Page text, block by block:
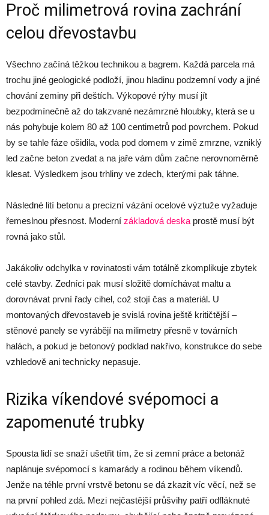
Proč milimetrová rovina zachrání
celou dřevostavbu
Všechno začíná těžkou technikou a bagrem. Každá parcela má
trochu jiné geologické podloží, jinou hladinu podzemní vody a jiné
chování zeminy při deštích. Výkopové rýhy musí jít
bezpodmínečně až do takzvané nezámrzné hloubky, která se u
nás pohybuje kolem 80 až 100 centimetrů pod povrchem. Pokud
by se tahle fáze ošidila, voda pod domem v zimě zmrzne, vzniklý
led začne beton zvedat a na jaře vám dům začne nerovnoměrně
klesat. Výsledkem jsou trhliny ve zdech, kterými pak táhne.
Následné lití betonu a precizní vázání ocelové výztuže vyžaduje
řemeslnou přesnost. Moderní základová deska prostě musí být
rovná jako stůl.
Jakákoliv odchylka v rovinatosti vám totálně zkomplikuje zbytek
celé stavby. Zedníci pak musí složitě domíchávat maltu a
dorovnávat první řady cihel, což stojí čas a materiál. U
montovaných dřevostaveb je svislá rovina ještě kritičtější –
stěnové panely se vyrábějí na milimetry přesně v továrních
halách, a pokud je betonový podklad nakřivo, konstrukce do sebe
vzhledově ani technicky nepasuje.
Rizika víkendové svépomoci a
zapomenuté trubky
Spousta lidí se snaží ušetřit tím, že si zemní práce a betonáž
naplánuje svépomocí s kamarády a rodinou během víkendů.
Jenže na téhle první vrstvě betonu se dá zkazit víc věcí, než se
na první pohled zdá. Mezi nejčastější průšvihy patří odfláknuté